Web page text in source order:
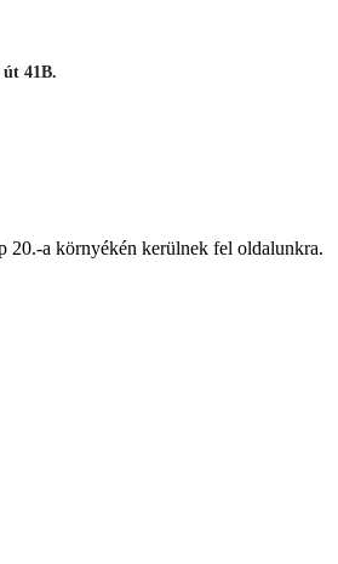
41B.
20.-a környékén kerülnek fel oldalunkra.